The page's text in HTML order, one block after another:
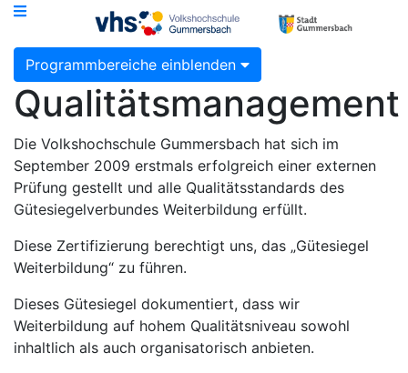
Programmbereiche einblenden
Qualitätsmanagement
Die Volkshochschule Gummersbach hat sich im
September 2009 erstmals erfolgreich einer externen
Prüfung gestellt und alle Qualitätsstandards des
Gütesiegelverbundes Weiterbildung erfüllt.
Diese Zertifizierung berechtigt uns, das „Gütesiegel
Weiterbildung“ zu führen.
Dieses Gütesiegel dokumentiert, dass wir
Weiterbildung auf hohem Qualitätsniveau sowohl
inhaltlich als auch organisatorisch anbieten.